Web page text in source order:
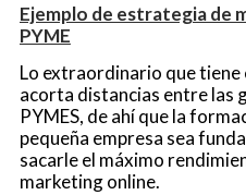
Ejemplo de estrategia de
PYME
Lo extraordinario que
acorta distancias entre las
PYMES, de ahí que la
pequeña empresa sea
sacarle el máximo
marketing online.